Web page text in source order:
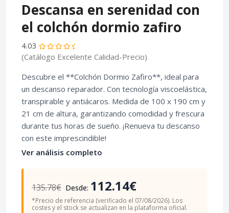
Descansa en serenidad con
el colchón dormio zafiro
4.03
(Catálogo Excelente Calidad-Precio)
Descubre el **Colchón Dormio Zafiro**, ideal para
un descanso reparador. Con tecnología viscoelástica,
transpirable y antiácaros. Medida de 100 x 190 cm y
21 cm de altura, garantizando comodidad y frescura
durante tus horas de sueño. ¡Renueva tu descanso
con este imprescindible!
Ver análisis completo
135.78€ Desde: 112.14€
*Precio de referencia (verificado el 07/08/2026). Los
costes y el stock se actualizan en la plataforma oficial.